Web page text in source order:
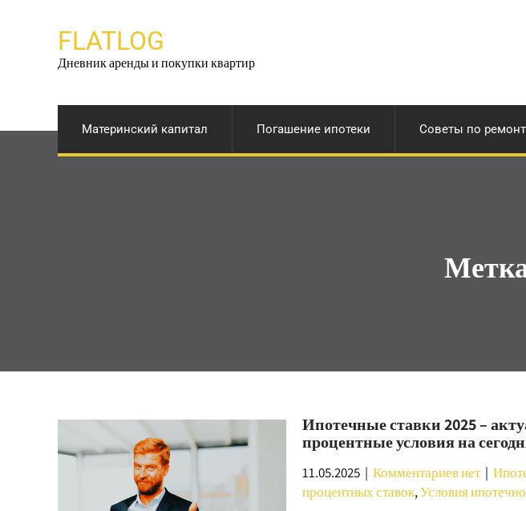
содержимомуFLATLOG
Дневник аренды и покупки квартир
Материнский капитал Погашение ипотеки Советы по
Ипотечные ставки 2025 –
процентные условия на
11.05.2025 |Комментариев нет |
процентных ставок,Условия